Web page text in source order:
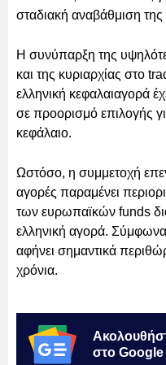
σταδιακή αναβάθμιση
Η συνύπαρξη της
και της κυριαρχίας στο
ελληνική κεφαλαιαγορά
σε προορισμό επιλογής
κεφάλαιο.
Ωστόσο, η συμμετοχή
αγορές παραμένει
των ευρωπαϊκών funds
ελληνική αγορά.
αφήνει σημαντικά
χρόνια.
στο